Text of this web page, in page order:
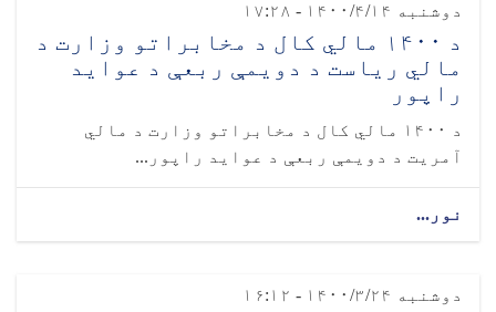
دوشنبه ۱۴۰۰/۴/۱۴ - ۱۷:۲۸
د ۱۴۰۰ مالي کال د مخابراتو وزارت د
مالي ریاست د دویمې ربعې د عواید
راپور
د ۱۴۰۰ مالي کال د مخابراتو وزارت د مالي
آمریت د دویمې ربعې د عواید راپور...
نور...
دوشنبه ۱۴۰۰/۳/۲۴ - ۱۶:۱۲